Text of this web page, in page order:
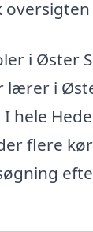
i Øster
i
hele
flere